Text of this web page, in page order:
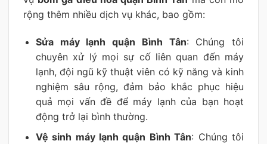
rộng thêm nhiều dịch vụ khác, bao gồm:
Sửa máy lạnh quận Bình Tân: Chúng tôi
chuyên xử lý mọi sự cố liên quan đến máy
lạnh, đội ngũ kỹ thuật viên có kỹ năng và kinh
nghiệm sâu rộng, đảm bảo khắc phục hiệu
quả mọi vấn đề để máy lạnh của bạn hoạt
động trở lại bình thường.
Vệ sinh máy lạnh quận Bình Tân: Chúng tôi